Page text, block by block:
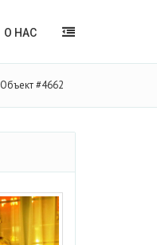
О НАС
Объект #4662